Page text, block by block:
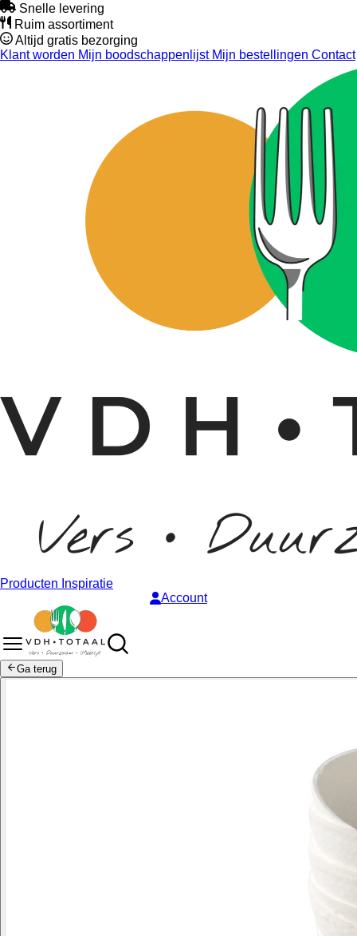
Snelle levering
Ruim assortiment
Altijd gratis bezorging
Klant worden Mijn boodschappenlijstMijn bestellingen Contact
Producten Inspiratie
Account
Ga terug